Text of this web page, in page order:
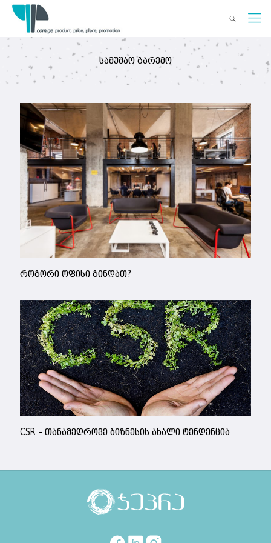
სამუშაო გარემო
როგორი ოფისი გინდათ?
CSR – თანამედროვე ბიზნესის ახალი ტენდენცია